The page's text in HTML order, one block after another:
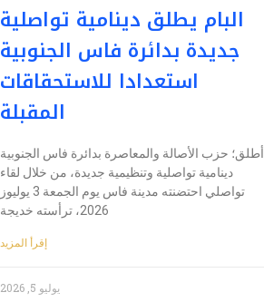
البام يطلق دينامية تواصلية
جديدة بدائرة فاس الجنوبية
استعدادا للاستحقاقات
المقبلة
أطلق؛ حزب الأصالة والمعاصرة بدائرة فاس الجنوبية
دينامية تواصلية وتنظيمية جديدة، من خلال لقاء
تواصلي احتضنته مدينة فاس يوم الجمعة 3 يوليوز
2026، ترأسته خديجة
إقرأ المزيد
يوليو 5, 2026